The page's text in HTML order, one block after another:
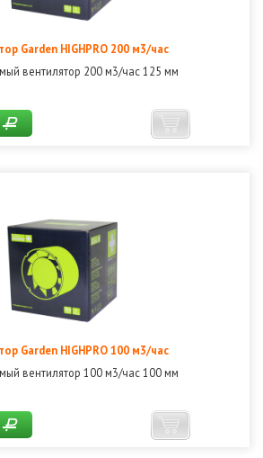
Garden HIGHPRO 200 м3/час
вентилятор 200 м3/час 125 мм
Р
Garden HIGHPRO 100 м3/час
вентилятор 100 м3/час 100 мм
Р